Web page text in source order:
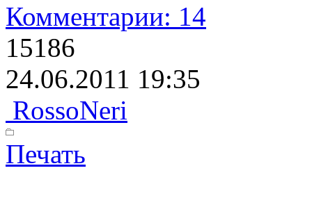
Комментарии: 14
15186
24.06.2011 19:35
RossoNeri
Печать